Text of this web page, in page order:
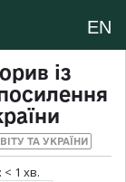
EN
із
ТА УКРАЇНИ
< 1 хв.